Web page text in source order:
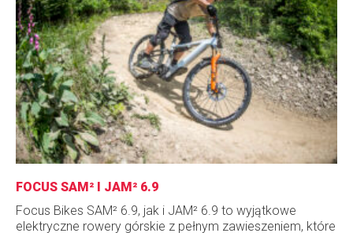
FOCUS SAM² I JAM² 6.9
Focus Bikes SAM² 6.9, jak i JAM² 6.9 to wyjątkowe
elektryczne rowery górskie z pełnym zawieszeniem, które